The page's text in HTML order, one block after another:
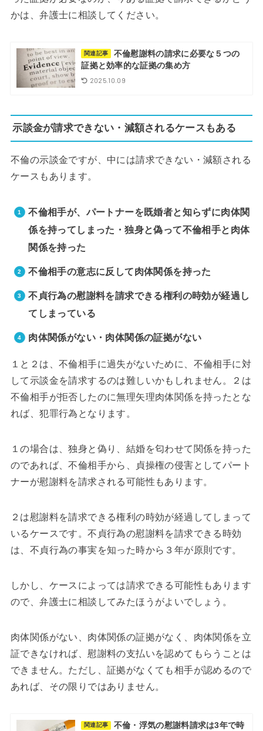
かは、弁護士に相談してください。
関連記事
不倫慰謝料の請求に必要な５つの
証拠と効率的な証拠の集め方
2025.10.09
示談金が請求できない・減額されるケースもある
不倫の示談金ですが、中には請求できない・減額される
ケースもあります。
不倫相手が、パートナーを既婚者と知らずに肉体関
係を持ってしまった・独身と偽って不倫相手と肉体
関係を持った
不倫相手の意志に反して肉体関係を持った
不貞行為の慰謝料を請求できる権利の時効が経過し
てしまっている
肉体関係がない・肉体関係の証拠がない
１と２は、不倫相手に過失がないために、不倫相手に対
して示談金を請求するのは難しいかもしれません。２は
不倫相手が拒否したのに無理矢理肉体関係を持ったとな
れば、犯罪行為となります。
１の場合は、独身と偽り、結婚を匂わせて関係を持った
のであれば、不倫相手から、貞操権の侵害としてパート
ナーが慰謝料を請求される可能性もあります。
２は慰謝料を請求できる権利の時効が経過してしまって
いるケースです。不貞行為の慰謝料を請求できる時効
は、不貞行為の事実を知った時から３年が原則です。
しかし、ケースによっては請求できる可能性もあります
ので、弁護士に相談してみたほうがよいでしょう。
肉体関係がない、肉体関係の証拠がなく、肉体関係を立
証できなければ、慰謝料の支払いを認めてもらうことは
できません。ただし、証拠がなくても相手が認めるので
あれば、その限りではありません。
関連記事
不倫・浮気の慰謝料請求は3年で時